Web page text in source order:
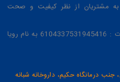
به مشتریان از نظر کیفیت و صحت
شماره کارت جهت خرید محصولات : 6104337531945416 به نام رویا
جنب درمانگاه حکیم، داروخانه شبانه